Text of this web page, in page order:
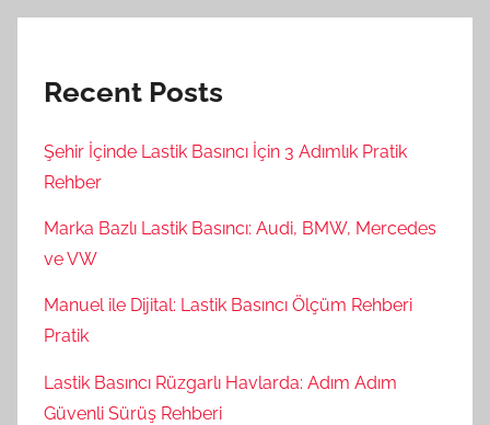
Recent Posts
Şehir İçinde Lastik Basıncı İçin 3 Adımlık Pratik
Rehber
Marka Bazlı Lastik Basıncı: Audi, BMW, Mercedes
ve VW
Manuel ile Dijital: Lastik Basıncı Ölçüm Rehberi
Pratik
Lastik Basıncı Rüzgarlı Havlarda: Adım Adım
Güvenli Sürüş Rehberi